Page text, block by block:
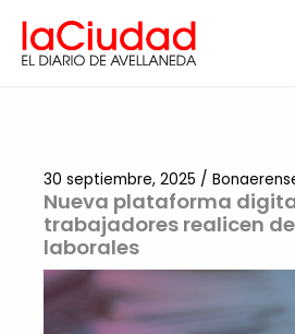
contenido
Nueva plataforma
trabajadores realicen
laborales
30 septiembre, 2025 /